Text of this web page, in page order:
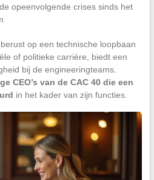
opeenvolgende crises sinds het
op een technische loopbaan
of politieke carrière, biedt een
bij de engineeringteams.
CEO’s van de CAC 40 die een
in het kader van zijn functies.